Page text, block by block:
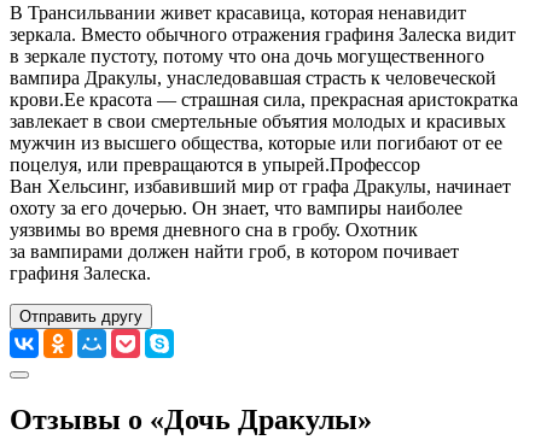
В Трансильвании живет красавица, которая ненавидит
зеркала. Вместо обычного отражения графиня Залеска видит
в зеркале пустоту, потому что она дочь могущественного
вампира Дракулы, унаследовавшая страсть к человеческой
крови.Ее красота — страшная сила, прекрасная аристократка
завлекает в свои смертельные объятия молодых и красивых
мужчин из высшего общества, которые или погибают от ее
поцелуя, или превращаются в упырей.Профессор
Ван Хельсинг, избавивший мир от графа Дракулы, начинает
охоту за его дочерью. Он знает, что вампиры наиболее
уязвимы во время дневного сна в гробу. Охотник
за вампирами должен найти гроб, в котором почивает
графиня Залеска.
Отправить другу
Отзывы о «Дочь Дракулы»